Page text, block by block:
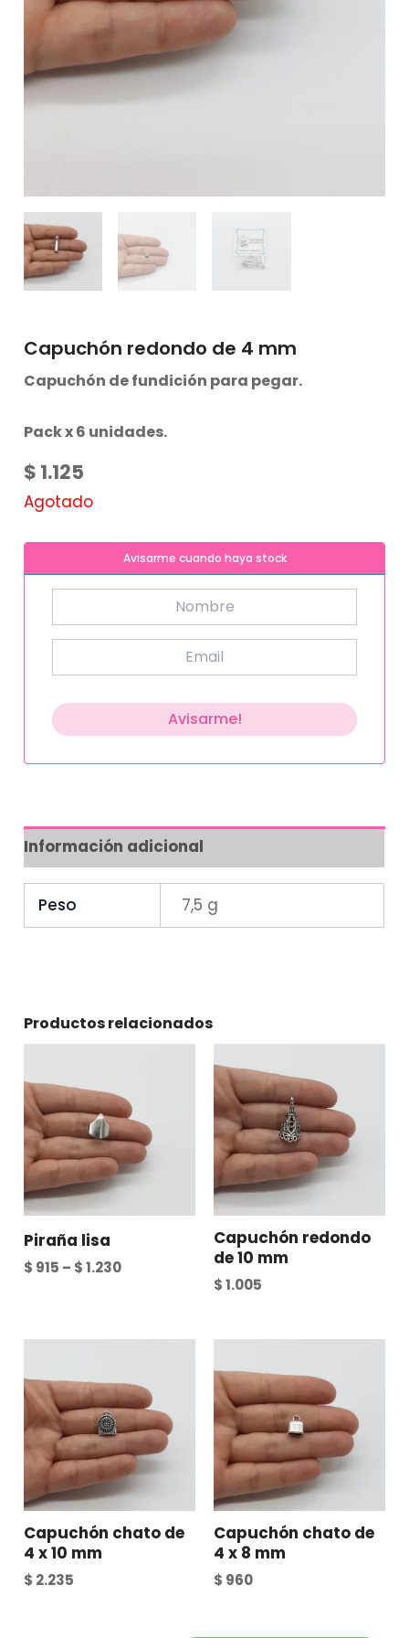
Capuchón redondo de 4 mm
Capuchón de fundición para pegar.
Pack x 6 unidades.
$ 1.125
Agotado
Avisarme cuando haya stock
Información adicional
Peso 7,5 g
Productos relacionados
Piraña lisa
$ 915 – $1.230
Capuchón redondo
de 10 mm
$1.005
Capuchón chato de
4 x 10 mm
$ 2.235
Capuchón chato de
4 x 8 mm
$ 960